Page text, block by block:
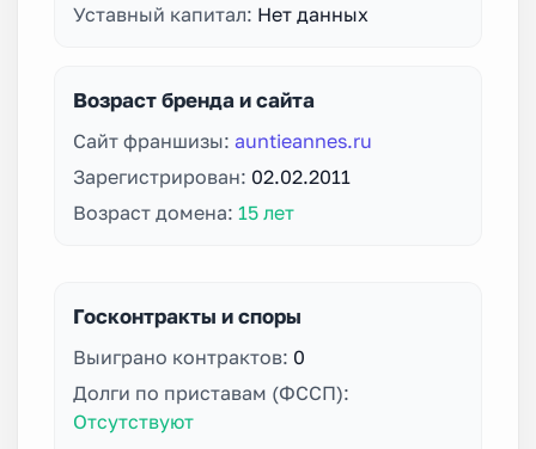
Уставный капитал: Нет данных
Возраст бренда и сайта
Сайт франшизы: auntieannes.ru
Зарегистрирован: 02.02.2011
Возраст домена: 15 лет
Госконтракты и споры
Выиграно контрактов: 0
Долги по приставам (ФССП):
Отсутствуют